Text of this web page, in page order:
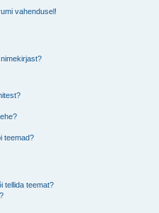
vahendusel!
teemad?
tellida teemat?